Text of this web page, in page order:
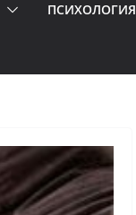
ПСИХОЛОГИЯ